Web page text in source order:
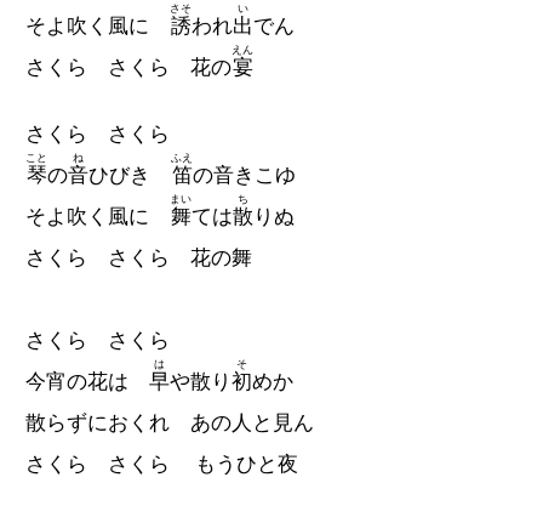
そよ吹く風に 誘
さそ
われ出
い
でん
さくら さくら 花の宴
えん
さくら さくら
琴
こと
の音
ね
ひびき 笛
ふえ
の音きこゆ
そよ吹く風に 舞
まい
ては散
ち
りぬ
さくら さくら 花の舞
さくら さくら
今宵の花は 早
は
や散り 初
そ
めか
散らずにおくれ あの人と見ん
さくら さくら もうひと夜